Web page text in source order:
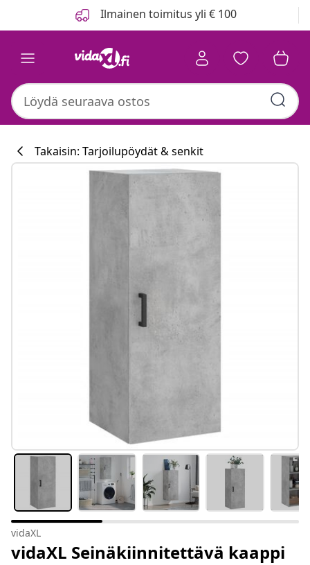
Ilmainen toimitus yli € 100
Takaisin: Tarjoilupöydät & senkit
vidaXL
vidaXL Seinäkiinnitettävä kaappi